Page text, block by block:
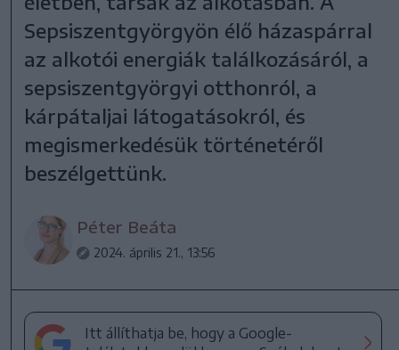
Sepsiszentgyörgyön élő házaspárral
az alkotói energiák találkozásáról, a
sepsiszentgyörgyi otthonról, a
kárpátaljai látogatásokról, és
megismerkedésük történetéről
beszélgettünk.
Péter Beáta
2024. április 21., 13:56
Itt állíthatja be, hogy a Google-